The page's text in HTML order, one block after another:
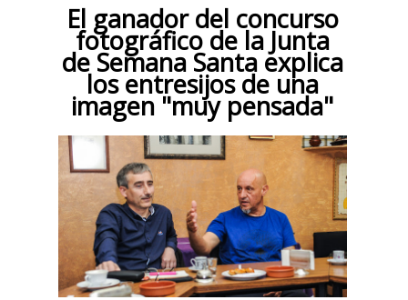
El ganador del concurso
fotográfico de la Junta
de Semana Santa explica
los entresijos de una
imagen "muy pensada"